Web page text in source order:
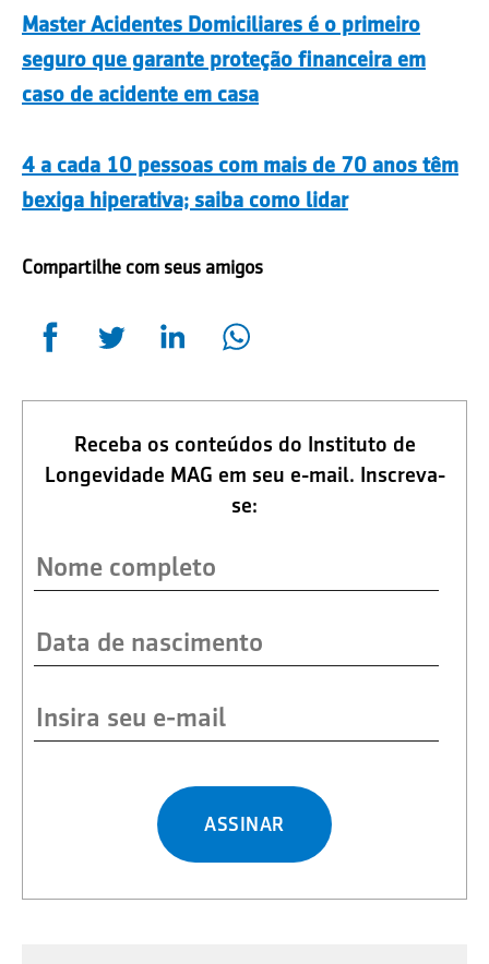
Master Acidentes Domiciliares é o primeiro
seguro que garante proteção financeira em
caso de acidente em casa
4 a cada 10 pessoas com mais de 70 anos têm
bexiga hiperativa; saiba como lidar
Compartilhe com seus amigos
Receba os conteúdos do Instituto de
Longevidade MAG em seu e-mail. Inscreva-
se:
ASSINAR